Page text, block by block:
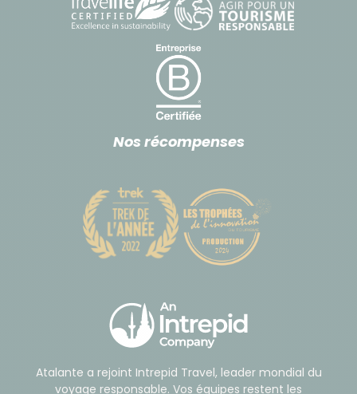
Nos récompenses
Atalante a rejoint Intrepid Travel, leader mondial du
voyage responsable. Vos équipes restent les